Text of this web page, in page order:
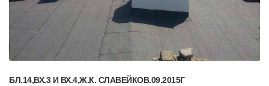
БЛ.14,ВХ.3 И ВХ.4,Ж.К. СЛАВЕЙКОВ.09.2015Г